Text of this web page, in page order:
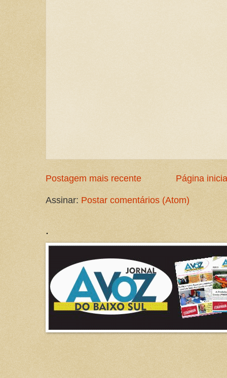
Postagem mais recente Página
Assinar: Postar comentários (Atom)
.